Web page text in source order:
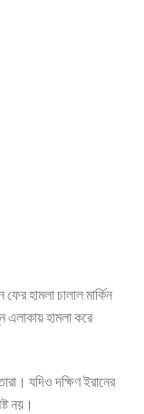
হামলা চালাল মার্কিন
এলাকায় হামলা করে
যদিও দক্ষিণ ইরানের
নয়।